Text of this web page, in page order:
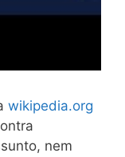
wikipedia.org
nem